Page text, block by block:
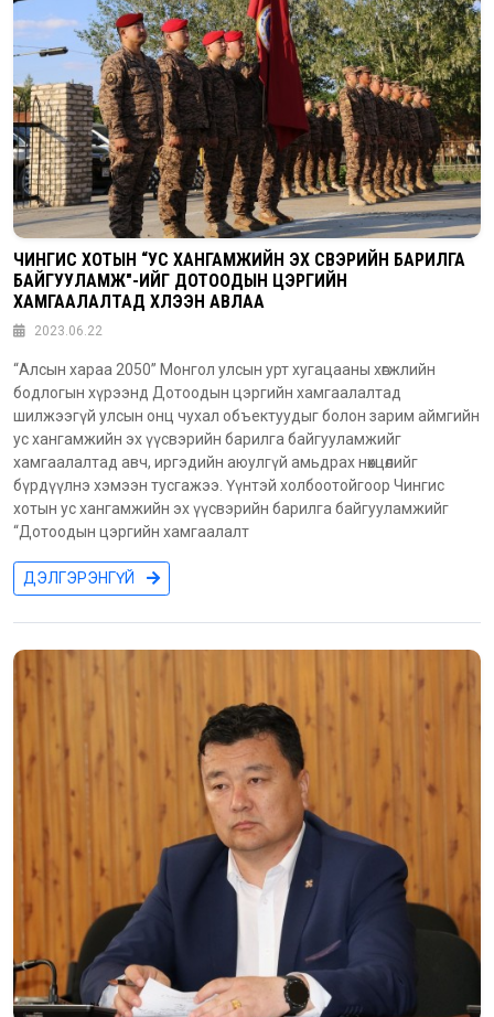
ЧИНГИС ХОТЫН “УС ХАНГАМЖИЙН ЭХ ҮҮСВЭРИЙН БАРИЛГА
БАЙГУУЛАМЖ"-ИЙГ ДОТООДЫН ЦЭРГИЙН
ХАМГААЛАЛТАД ХҮЛЭЭН АВЛАА
2023.06.22
“Алсын хараа 2050” Монгол улсын урт хугацааны хөгжлийн
бодлогын хүрээнд Дотоодын цэргийн хамгаалалтад
шилжээгүй улсын онц чухал объектуудыг болон зарим аймгийн
ус хангамжийн эх үүсвэрийн барилга байгууламжийг
хамгаалалтад авч, иргэдийн аюулгүй амьдрах нөхцөлийг
бүрдүүлнэ хэмээн тусгажээ. Үүнтэй холбоотойгоор Чингис
хотын ус хангамжийн эх үүсвэрийн барилга байгууламжийг
“Дотоодын цэргийн хамгаалалт
ДЭЛГЭРЭНГҮЙ